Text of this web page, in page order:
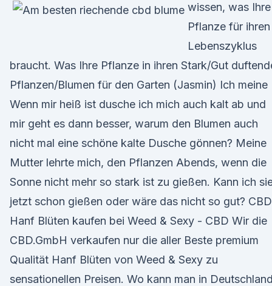
wissen, was Ihre
Pflanze für ihren
Lebenszyklus
braucht. Was Ihre Pflanze in ihren Stark/Gut
Pflanzen/Blumen für den Garten (Jasmin) Ich meine
Wenn mir heiß ist dusche ich mich auch kalt ab und
mir geht es dann besser, warum den Blumen auch
nicht mal eine schöne kalte Dusche gönnen? Meine
Mutter lehrte mich, den Pflanzen Abends, wenn die
Sonne nicht mehr so stark ist zu gießen. Kann ich
jetzt schon gießen oder wäre das nicht so gut? CBD
Hanf Blüten kaufen bei Weed & Sexy - CBD Wir die
CBD.GmbH verkaufen nur die aller Beste premium
Qualität Hanf Blüten von Weed & Sexy zu
sensationellen Preisen. Wo kann man in Deutschland